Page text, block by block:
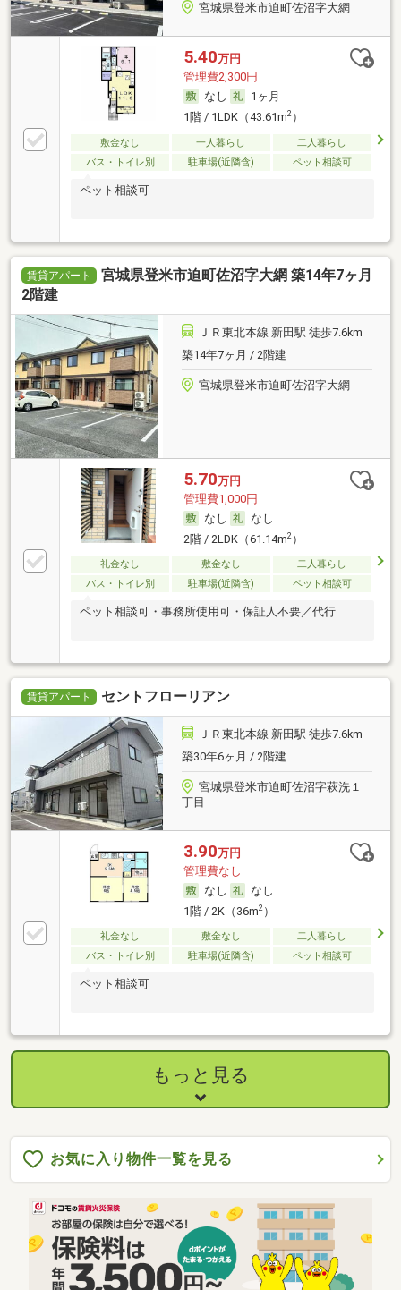
宮城県登米市迫町佐沼字大網
5.40万円
管理費2,300円
なし
1ヶ月
1階 / 1LDK（43.61m2）
敷金なし 一人暮らし
二人暮らし
バス・トイレ別
駐車場(近隣含) ペット相談可
ペット相談可
賃貸アパート
宮城県登米市迫町佐沼字大網 築14年7ヶ月
2階建
ＪＲ東北本線 新田駅 徒歩7.6km
築14年7ヶ月 / 2階建
宮城県登米市迫町佐沼字大網
5.70万円
管理費1,000円
なし
なし
2階 / 2LDK（61.14m2）
礼金なし 敷金なし
二人暮らし
バス・トイレ別
駐車場(近隣含) ペット相談可
ペット相談可・事務所使用可・保証人不要／代行
賃貸アパート セントフローリアン
ＪＲ東北本線 新田駅 徒歩7.6km
築30年6ヶ月 / 2階建
宮城県登米市迫町佐沼字萩洗１
丁目
3.90万円
管理費なし
なし
なし
1階 / 2K（36m2）
礼金なし 敷金なし
二人暮らし
バス・トイレ別
駐車場(近隣含) ペット相談可
ペット相談可
もっと見る
お気に入り物件一覧を見る